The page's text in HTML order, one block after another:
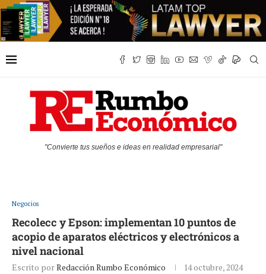
"Convierte tus sueños e ideas en realidad empresarial"
Negocios
Recolecc y Epson: implementan 10 puntos de
acopio de aparatos eléctricos y electrónicos a
nivel nacional
Escrito porRedacción Rumbo Económico 14 octubre, 2024